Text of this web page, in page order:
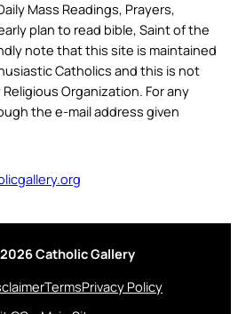
Mass Readings, Prayers,
plan to read bible, Saint of the
note that this site is maintained
Catholics and this is not
Organization. For any
the e-mail address given
Catholic Gallery
TermsPrivacy Policy